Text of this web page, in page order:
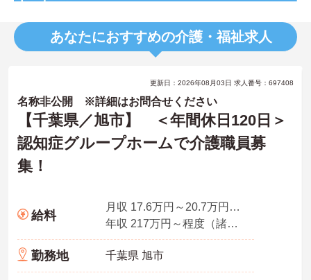
あなたにおすすめの介護・福祉求人
更新日：2026年08月03日 求人番号：697408
名称非公開 ※詳細はお問合せください
【千葉県／旭市】 ＜年間休日120日＞
認知症グループホームで介護職員募
集！
給料
月収 17.6万円～20.7万円程度（諸手当込）
年収 217万円～程度（諸手当込）
勤務地 千葉県 旭市